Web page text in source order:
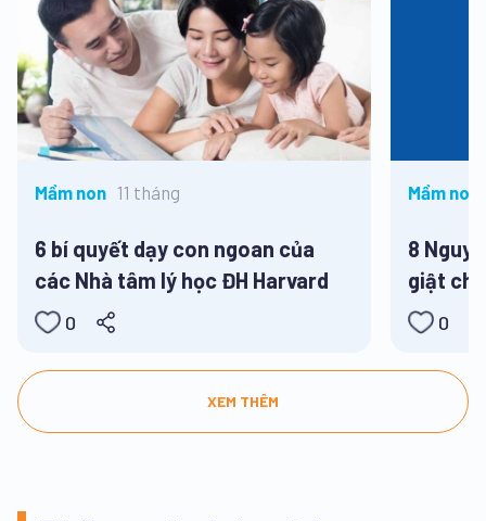
Mầm non 11 tháng
6 bí quyết dạy con ngoan của
các Nhà tâm lý học ĐH Harvard
0
Mầm
8
giật
hè 0
XEM THÊM